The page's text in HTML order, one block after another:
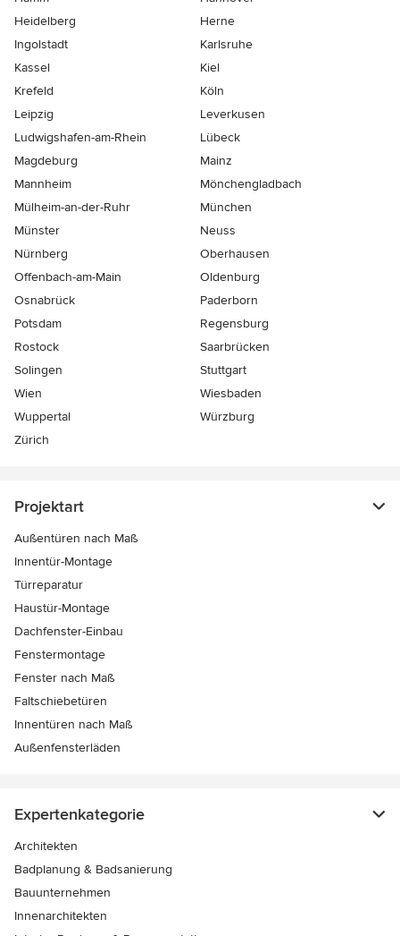
Heidelberg
Herne
Ingolstadt
Karlsruhe
Kassel
Kiel
Krefeld
Köln
Leipzig
Leverkusen
Ludwigshafen-am-Rhein
Lübeck
Magdeburg
Mainz
Mannheim
Mönchen­gladbach
Mülheim-an-der-Ruhr
München
Münster
Neuss
Nürnberg
Oberhausen
Offenbach-am-Main
Oldenburg
Osnabrück
Paderborn
Potsdam
Regensburg
Rostock
Saarbrücken
Solingen
Stuttgart
Wien
Wiesbaden
Wuppertal
Würzburg
Zürich
Projektart
Außentüren nach Maß
Innentür-Montage
Türreparatur
Haustür-Montage
Dachfenster-Einbau
Fenstermontage
Fenster nach Maß
Faltschiebetüren
Innentüren nach Maß
Außenfensterläden
Expertenkategorie
Architekten
Badplanung & Badsanierung
Bauunternehmen
Innenarchitekten